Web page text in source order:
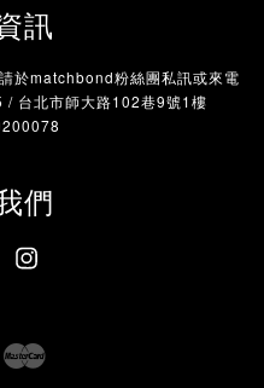
訊
於matchbond粉絲團私訊或來電
台北市師大路102巷9號1樓
們
Visa